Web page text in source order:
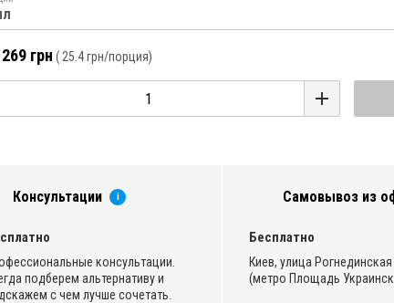
грн ( 25.4 грн/порция)
Консультации i
консультации.
подберем альтернативу и
с чем лучше сочетать.
Самовывоз из
Бесплатно
Киев, улица
(метро Площадь